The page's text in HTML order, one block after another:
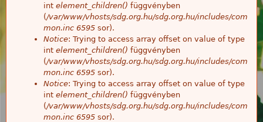
int element_children() függvényben
(/var/www/vhosts/sdg.org.hu/sdg.org.hu/includes/com
mon.inc 6595 sor).
Notice: Trying to access array offset on value of type
int element_children() függvényben
(/var/www/vhosts/sdg.org.hu/sdg.org.hu/includes/com
mon.inc 6595 sor).
Notice: Trying to access array offset on value of type
int element_children() függvényben
(/var/www/vhosts/sdg.org.hu/sdg.org.hu/includes/com
mon.inc 6595 sor).